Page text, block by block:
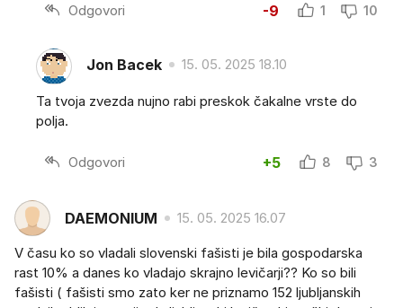
Odgovori -9 1 10
Jon Bacek 15. 05. 2025 18.10
Ta tvoja zvezda nujno rabi preskok čakalne vrste do
polja.
Odgovori +5 8 3
DAEMONIUM 15. 05. 2025 16.07
V času ko so vladali slovenski fašisti je bila gospodarska
rast 10% a danes ko vladajo skrajno levičarji?? Ko so bili
fašisti ( fašisti smo zato ker ne priznamo 152 ljubljanskih